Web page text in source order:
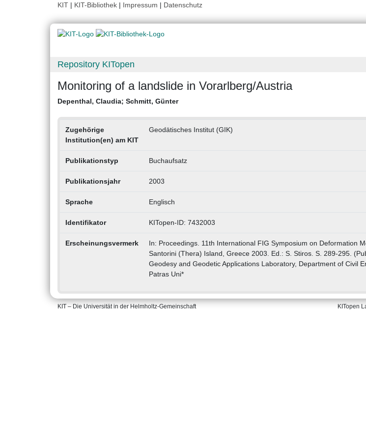
KIT | KIT-Bibliothek | Impressum | Datenschutz
Repository KITopen
Monitoring of a landslide in Vorarlberg/Austria
Depenthal, Claudia; Schmitt, Günter
Zugehörige
Institution(en) am KIT
Geodätisches Institut (GIK)
Publikationstyp Buchaufsatz
Publikationsjahr 2003
Sprache Englisch
Identifikator KITopen-ID: 7432003
Erscheinungsvermerk
In: Proceedings. 11th International FIG Symposium on Deformation
Santorini (Thera) Island, Greece 2003. Ed.: S. Stiros. S. 289-295.
Geodesy and Geodetic Applications Laboratory, Department of Civil
Patras Uni*
KIT – Die Universität in der Helmholtz-Gemeinschaft KITopen